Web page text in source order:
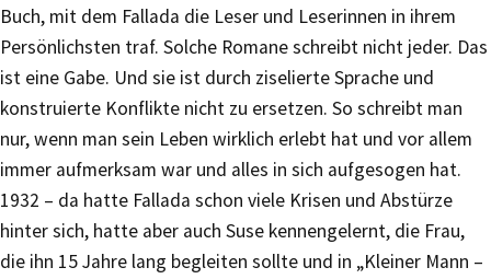
Buch, mit dem Fallada die Leser und Leserinnen in ihrem
Persönlichsten traf. Solche Romane schreibt nicht jeder. Das
ist eine Gabe. Und sie ist durch ziselierte Sprache und
konstruierte Konflikte nicht zu ersetzen. So schreibt man
nur, wenn man sein Leben wirklich erlebt hat und vor allem
immer aufmerksam war und alles in sich aufgesogen hat.
1932 – da hatte Fallada schon viele Krisen und Abstürze
hinter sich, hatte aber auch Suse kennengelernt, die Frau,
die ihn 15 Jahre lang begleiten sollte und in „Kleiner Mann –